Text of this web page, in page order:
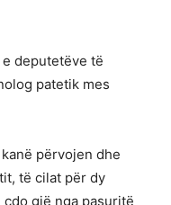
e deputetëve të
patetik mes
përvojen dhe
të cilat për dy
gjë nga pasuritë